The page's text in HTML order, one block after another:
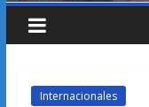
Internacionales